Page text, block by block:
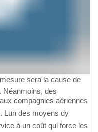
sera la cause de
Néanmoins, des
compagnies aériennes
Lun des moyens dy
à un coût qui force les